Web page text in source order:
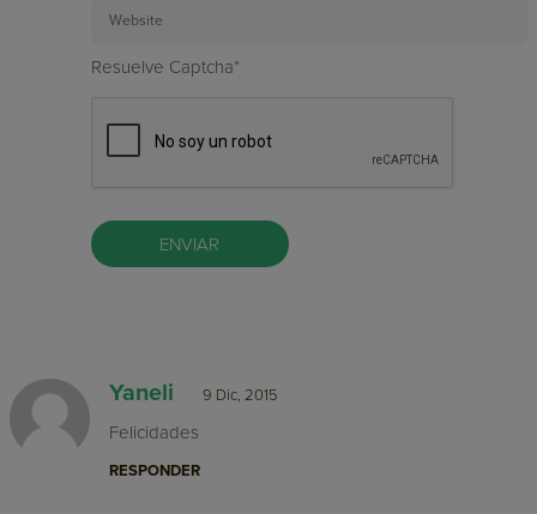
Resuelve Captcha*
Yaneli 9 Dic, 2015
Felicidades
RESPONDER